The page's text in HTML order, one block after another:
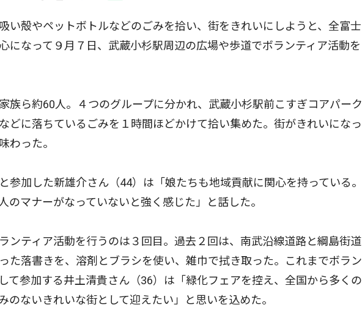
い殻やペットボトルなどのごみを拾い、街をきれいにしようと、全富士
になって９月７日、武蔵小杉駅周辺の広場や歩道でボランティア活動を
ら約60人。４つのグループに分かれ、武蔵小杉駅前こすぎコアパーク
どに落ちているごみを１時間ほどかけて拾い集めた。街がきれいになっ
わった。
加した新雄介さん（44）は「娘たちも地域貢献に関心を持っている。
のマナーがなっていないと強く感じた」と話した。
ンティア活動を行うのは３回目。過去２回は、南武沿線道路と綱島街道
た落書きを、溶剤とブラシを使い、雑巾で拭き取った。これまでボラン
て参加する井土清貴さん（36）は「緑化フェアを控え、全国から多くの
のないきれいな街として迎えたい」と思いを込めた。